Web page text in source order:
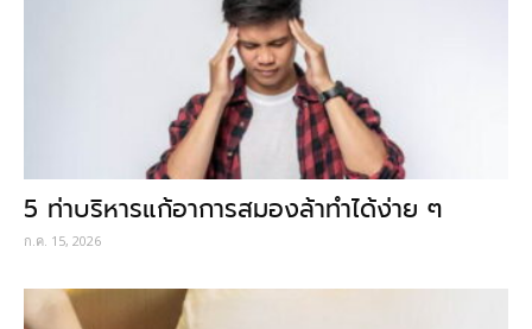
5 ท่าบริหารแก้อาการสมองล้าทำได้ง่าย ๆ
ก.ค. 15, 2026